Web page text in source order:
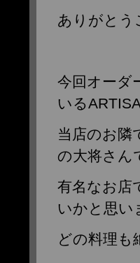
ありがと
今回オーダ
いる
当店のお隣
の大将さ
有名なお店
いかと思い
どの料理も